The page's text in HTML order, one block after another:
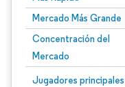
Mercado Más Grande
Concentración del
Mercado
Jugadores principales
Imagen © Mordor